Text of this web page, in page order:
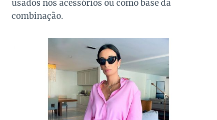
usados nos acessórios ou como base da
combinação.